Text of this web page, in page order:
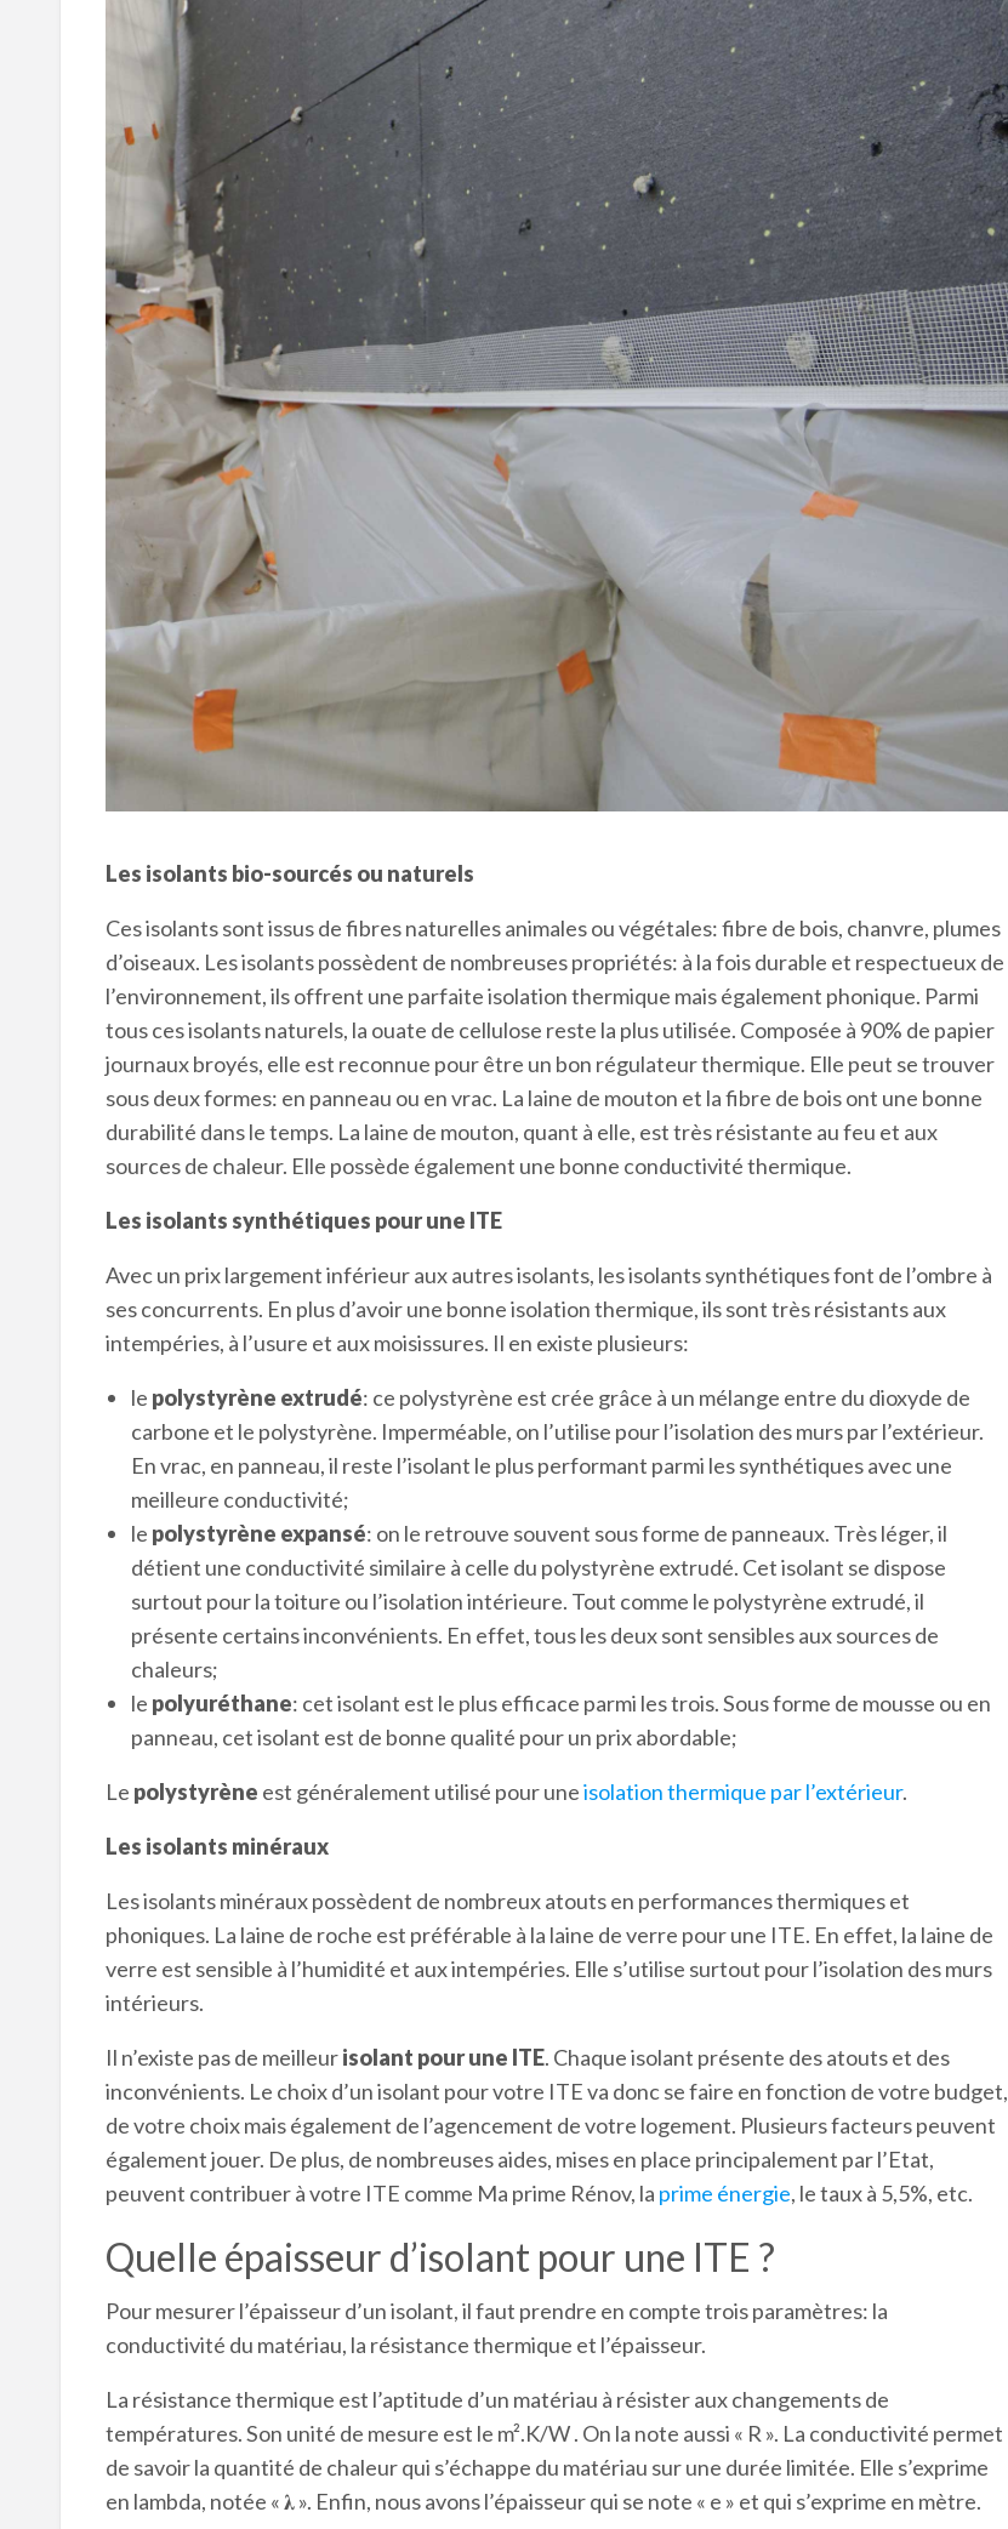
Les isolants bio-sourcés ou naturels
Ces isolants sont issus de fibres naturelles animales ou végétales: fibre de bois, chanvre, plumes
d’oiseaux. Les isolants possèdent de nombreuses propriétés: à la fois durable et respectueux de
l’environnement, ils offrent une parfaite isolation thermique mais également phonique. Parmi
tous ces isolants naturels, la ouate de cellulose reste la plus utilisée. Composée à 90% de papier
journaux broyés, elle est reconnue pour être un bon régulateur thermique. Elle peut se trouver
sous deux formes: en panneau ou en vrac. La laine de mouton et la fibre de bois ont une bonne
durabilité dans le temps. La laine de mouton, quant à elle, est très résistante au feu et aux
sources de chaleur. Elle possède également une bonne conductivité thermique.
Les isolants synthétiques pour une ITE
Avec un prix largement inférieur aux autres isolants, les isolants synthétiques font de l’ombre à
ses concurrents. En plus d’avoir une bonne isolation thermique, ils sont très résistants aux
intempéries, à l’usure et aux moisissures. Il en existe plusieurs:
le polystyrène extrudé: ce polystyrène est crée grâce à un mélange entre du dioxyde de
carbone et le polystyrène. Imperméable, on l’utilise pour l’isolation des murs par l’extérieur.
En vrac, en panneau, il reste l’isolant le plus performant parmi les synthétiques avec une
meilleure conductivité;
le polystyrène expansé: on le retrouve souvent sous forme de panneaux. Très léger, il
détient une conductivité similaire à celle du polystyrène extrudé. Cet isolant se dispose
surtout pour la toiture ou l’isolation intérieure. Tout comme le polystyrène extrudé, il
présente certains inconvénients. En effet, tous les deux sont sensibles aux sources de
chaleurs;
le polyuréthane: cet isolant est le plus efficace parmi les trois. Sous forme de mousse ou en
panneau, cet isolant est de bonne qualité pour un prix abordable;
Le polystyrène est généralement utilisé pour uneisolation thermique par l’extérieur.
Les isolants minéraux
Les isolants minéraux possèdent de nombreux atouts en performances thermiques et
phoniques. La laine de roche est préférable à la laine de verre pour une ITE. En effet, la laine de
verre est sensible à l’humidité et aux intempéries. Elle s’utilise surtout pour l’isolation des murs
intérieurs.
Il n’existe pas de meilleurisolant pour une ITE. Chaque isolant présente des atouts et des
inconvénients. Le choix d’un isolant pour votre ITE va donc se faire en fonction de votre budget,
de votre choix mais également de l’agencement de votre logement. Plusieurs facteurs peuvent
également jouer. De plus, de nombreuses aides, mises en place principalement par l’Etat,
peuvent contribuer à votre ITE comme Ma prime Rénov, la prime énergie, le taux à 5,5%, etc.
Quelle épaisseur d’isolant pour une ITE ?
Pour mesurer l’épaisseur d’un isolant, il faut prendre en compte trois paramètres: la
conductivité du matériau, la résistance thermique et l’épaisseur.
La résistance thermique est l’aptitude d’un matériau à résister aux changements de
températures. Son unité de mesure est le m².K/W . On la note aussi « R ». La conductivité permet
de savoir la quantité de chaleur qui s’échappe du matériau sur une durée limitée. Elle s’exprime
en lambda, notée « 𝛌 ». Enfin, nous avons l’épaisseur qui se note « e » et qui s’exprime en mètre.